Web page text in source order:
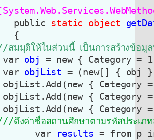
public
static object
มมุติให้ในส่วนนี้ เป็นการสร้างข้อมู
var
obj
= new { Category =
var
objList = (new[] { obj
objList.Add(new { Category
objList.Add(new { Category
ดึงค่าชื่อสถานศึกษาตามรหัสประเภ
var
results = from p